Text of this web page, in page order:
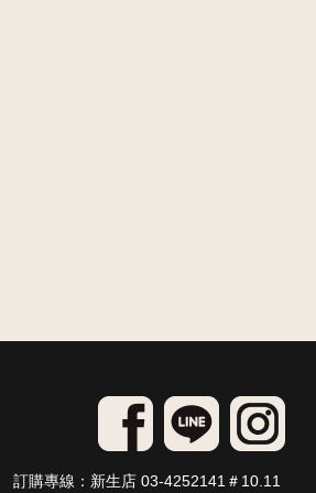
訂購專線：新生店 03-4252141＃10.11